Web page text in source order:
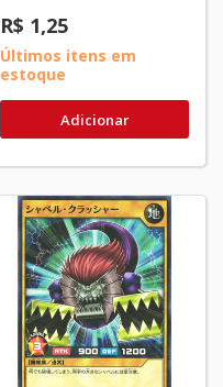
R$ 1,25
Últimos itens em
estoque
Adicionar